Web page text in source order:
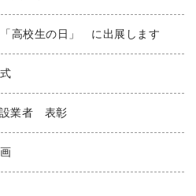
高校生の日」 に出展します
業者 表彰